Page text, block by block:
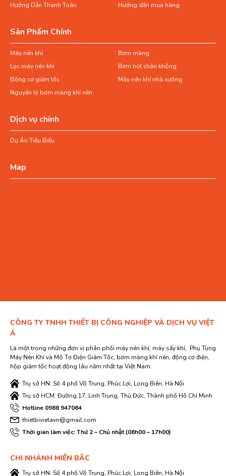
Hướng Dẫn Thanh Toán
Hướng dẫn mua hàng
Sản Phẩm Chính
Máy nén khí
Bơm màng
Lọc máy nén khí
Bơm hút chân không
Động cơ giảm tốc
Máy nén khí nhà xưởng
Nguyên lý bơm màng khí nén
Dịch vụ chính
Dự Án Tiêu Biểu
Map
CÔNG TY TNHH THIẾT BỊ CÔNG NGHIỆP VÀ DỊCH VỤ VIỆT
Á
Là một trong những đơn vị phân phối máy nén khí, máy sấy khí, Phụ Tùng
Máy Nén Khí và Mô Tơ Điện Giảm Tốc, bơm màng khí nén, động cơ điện,
hộp giảm tốc hoạt động lâu năm nhất tại Việt Nam.
Trụ sở HN: Số 4 phố Võ Trung, Phúc Lợi, Long Biên, Hà Nội
Trụ sở HCM: Đường 17, Linh Trung, Thủ Đức, Thành phố Hồ Chí Minh
Hotline 0988 947064
thietbivietavn@gmail.com
Thời gian làm việc: Thứ 2 – Chủ nhật (08h00 – 17h00)
CHI NHÁNH MIỀN BĂC
Trụ sở HN: Số 4 phố Võ Trung, Phúc Lợi, Long Biên, Hà Nội